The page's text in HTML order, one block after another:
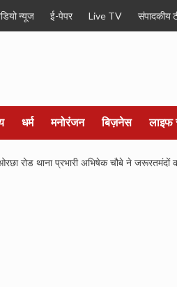
न्यूज ई-पेपर Live TV संपादकीय
धर्म मनोरंजन बिज़नेस लाइफ
रोड थाना प्रभारी अभिषेक चौबे ने जरूरतमंदों